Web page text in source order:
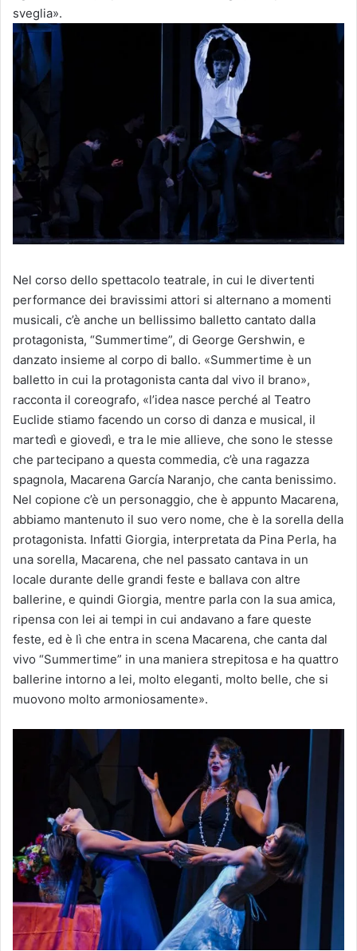
sveglia».
Nel corso dello spettacolo teatrale, in cui le divertenti
performance dei bravissimi attori si alternano a momenti
musicali, c’è anche un bellissimo balletto cantato dalla
protagonista, “Summertime”, di George Gershwin, e
danzato insieme al corpo di ballo. «Summertime è un
balletto in cui la protagonista canta dal vivo il brano»,
racconta il coreografo, «l’idea nasce perché al Teatro
Euclide stiamo facendo un corso di danza e musical, il
martedì e giovedì, e tra le mie allieve, che sono le stesse
che partecipano a questa commedia, c’è una ragazza
spagnola, Macarena García Naranjo, che canta benissimo.
Nel copione c’è un personaggio, che è appunto Macarena,
abbiamo mantenuto il suo vero nome, che è la sorella della
protagonista. Infatti Giorgia, interpretata da Pina Perla, ha
una sorella, Macarena, che nel passato cantava in un
locale durante delle grandi feste e ballava con altre
ballerine, e quindi Giorgia, mentre parla con la sua amica,
ripensa con lei ai tempi in cui andavano a fare queste
feste, ed è lì che entra in scena Macarena, che canta dal
vivo “Summertime” in una maniera strepitosa e ha quattro
ballerine intorno a lei, molto eleganti, molto belle, che si
muovono molto armoniosamente».